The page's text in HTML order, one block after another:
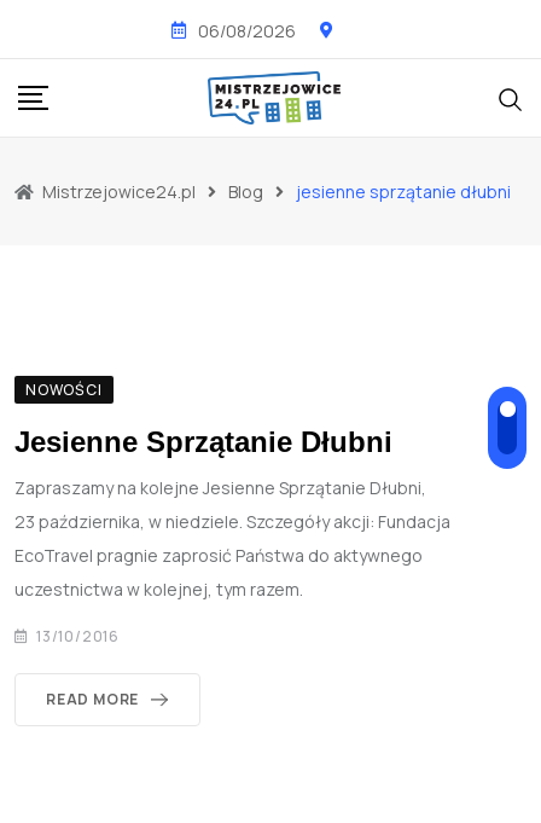
content
06/08/2026
Mistrzejowice24.pl Blog jesienne sprzątanie dłubni
NOWOŚCI
Jesienne Sprzątanie Dłubni
Zapraszamy na kolejne Jesienne Sprzątanie Dłubni,
23 października, w niedziele. Szczegóły akcji: Fundacja
EcoTravel pragnie zaprosić Państwa do aktywnego
uczestnictwa w kolejnej, tym razem.
13/10/2016
READ MORE